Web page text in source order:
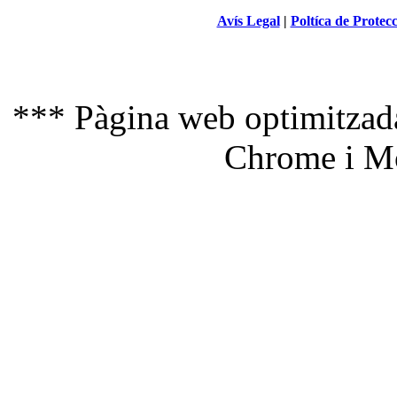
Avís Legal| Poltíca de
*** Pàgina web
Chrome i